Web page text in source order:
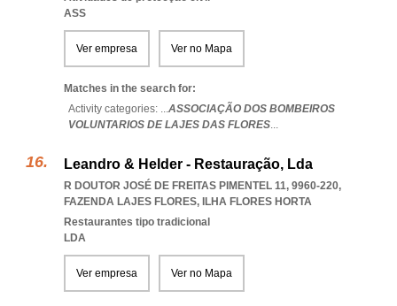
ASS
Ver empresa Ver no Mapa
Matches in the search for:
Activity categories: ...ASSOCIAÇÃO DOS BOMBEIROS
VOLUNTARIOS DE LAJES DAS FLORES...
Leandro & Helder - Restauração, Lda
R DOUTOR JOSÉ DE FREITAS PIMENTEL 11, 9960-220,
FAZENDA LAJES FLORES, ILHA FLORES HORTA
Restaurantes tipo tradicional
LDA
Ver empresa Ver no Mapa